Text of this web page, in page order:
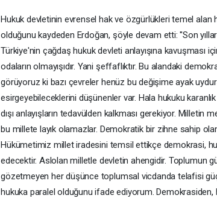
Hukuk devletinin evrensel hak ve özgürlükleri temel
olduğunu kaydeden Erdoğan, şöyle devam etti: ''Son
Türkiye'nin çağdaş hukuk devleti anlayışına kavuşması
odaların olmayışıdır. Yani şeffaflıktır. Bu alandaki
görüyoruz ki bazı çevreler henüz bu değişime ayak
esirgeyebileceklerini düşünenler var. Hala hukuku
dışı anlayışların tedavülden kalkması gerekiyor.
bu millete layık olamazlar. Demokratik bir zihne sahip
Hükümetimiz millet iradesini temsil ettikçe demokrasi,
edecektir. Aslolan milletle devletin ahengidir. Toplumun
gözetmeyen her düşünce toplumsal vicdanda telafisi
hukuka paralel olduğunu ifade ediyorum.